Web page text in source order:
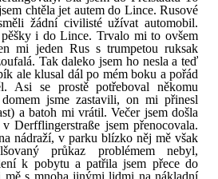
chtěla jet autem do Lince. Rusové
žádní civilisté užívat automobil.
i do Lince. Trvalo mi to ovšem
mi jeden Rus s trumpetou ruksak
Tak daleko jsem ho nesla a teď
ale klusal dál po mém boku a pořád
Asi se prostě potřeboval někomu
jsme zastavili, on mi přinesl
a batoh mi vrátil. Večer jsem došla
Derfflingerstraße jsem přenocovala.
nádraží, v parku blízko něj mě však
průkaz problémem nebyl,
k pobytu a patřila jsem přece do
mě s mnoha jinými lidmi na nákladní